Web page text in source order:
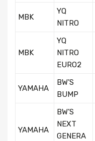
MBK
YQ
NITRO
MBK
YQ
NITRO
EURO2
YAMAHA
BW’S
BUMP
YAMAHA
BW’S
NEXT
GENERA